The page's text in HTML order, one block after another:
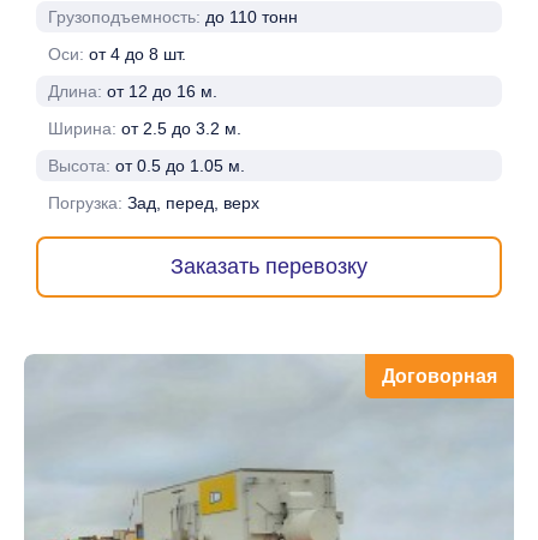
Грузоподъемность: до 110 тонн
Оси: от 4 до 8 шт.
Длина: от 12 до 16 м.
Ширина: от 2.5 до 3.2 м.
Высота: от 0.5 до 1.05 м.
Погрузка: Зад, перед, верх
Заказать перевозку
Договорная